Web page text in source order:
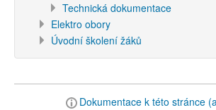
Technická dokumentace
Elektro obory
Úvodní školení žáků
Dokumentace k této stránce